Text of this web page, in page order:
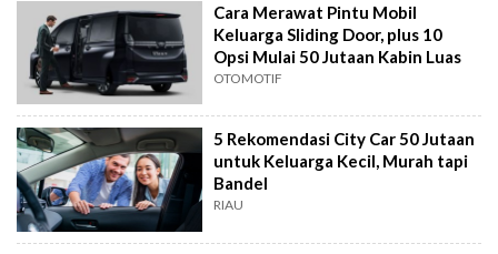
Cara Merawat Pintu Mobil
Keluarga Sliding Door, plus 10
Opsi Mulai 50 Jutaan Kabin Luas
OTOMOTIF
5 Rekomendasi City Car 50 Jutaan
untuk Keluarga Kecil, Murah tapi
Bandel
RIAU